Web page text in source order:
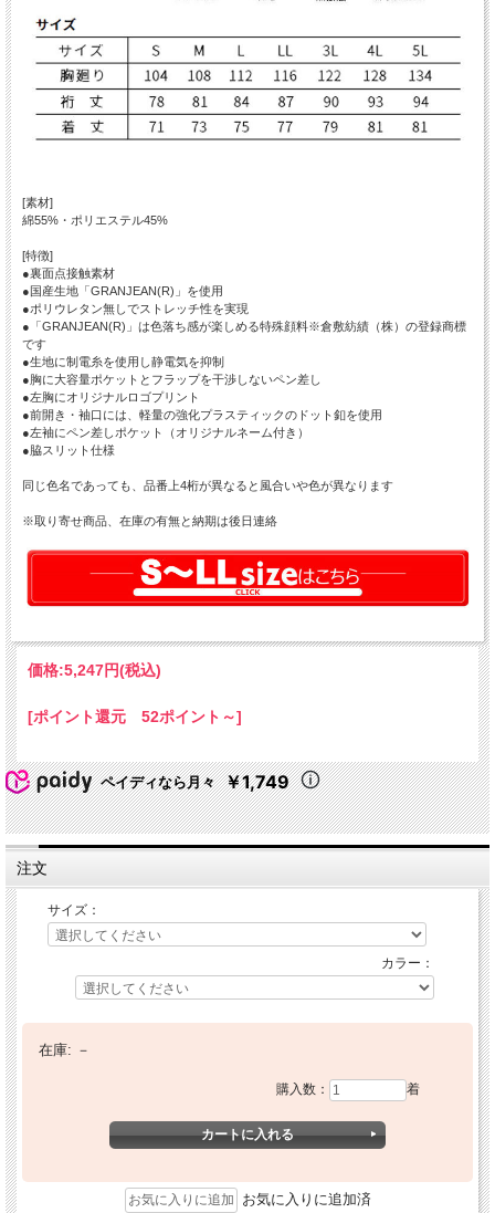
[素材]
綿55%・ポリエステル45%
[特徴]
●裏面点接触素材
●国産生地「GRANJEAN(R)」を使用
●ポリウレタン無しでストレッチ性を実現
●「GRANJEAN(R)」は色落ち感が楽しめる特殊顔料※倉敷紡績（株）の登録商標
です
●生地に制電糸を使用し静電気を抑制
●胸に大容量ポケットとフラップを干渉しないペン差し
●左胸にオリジナルロゴプリント
●前開き・袖口には、軽量の強化プラスティックのドット釦を使用
●左袖にペン差しポケット（オリジナルネーム付き）
●脇スリット仕様
同じ色名であっても、品番上4桁が異なると風合いや色が異なります
※取り寄せ商品、在庫の有無と納期は後日連絡
価格:5,247円(税込)
[ポイント還元 52ポイント～]
ペイディなら月々 ￥1,749
注文
サイズ：
カラー：
在庫: －
購入数： 着
お気に入りに追加済